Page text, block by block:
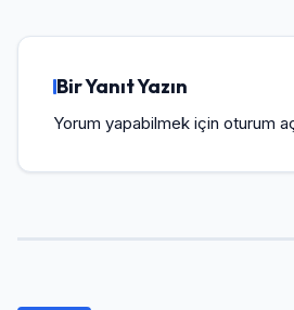
Bir Yanıt Yazın
Yorum yapabilmek için oturum